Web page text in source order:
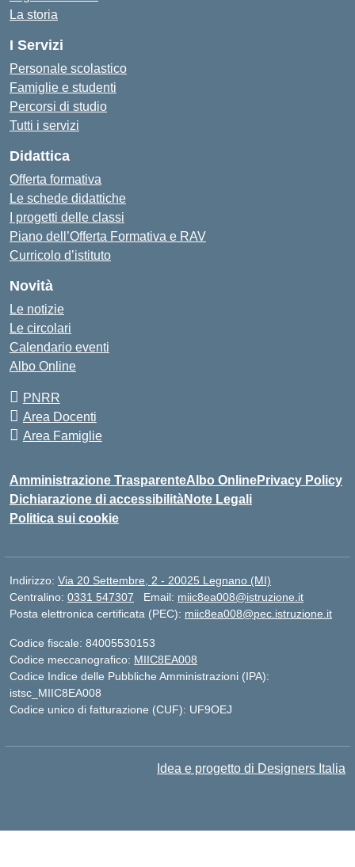
La storia
I Servizi
Personale scolastico
Famiglie e studenti
Percorsi di studio
Tutti i servizi
Didattica
Offerta formativa
Le schede didattiche
I progetti delle classi
Piano dell’Offerta Formativa e RAV
Curricolo d’istituto
Novità
Le notizie
Le circolari
Calendario eventi
Albo Online
PNRR
Area Docenti
Area Famiglie
Amministrazione TrasparenteAlbo OnlinePrivacy Policy
Dichiarazione di accessibilitàNote Legali
Politica sui cookie
Indirizzo: Via 20 Settembre, 2 - 20025 Legnano (MI)
Centralino: 0331 547307 Email: miic8ea008@istruzione.it
Posta elettronica certificata (PEC): miic8ea008@pec.istruzione.it
Codice fiscale: 84005530153
Codice meccanografico: MIIC8EA008
Codice Indice delle Pubbliche Amministrazioni (IPA):
istsc_MIIC8EA008
Codice unico di fatturazione (CUF): UF9OEJ
Idea e progetto di Designers Italia